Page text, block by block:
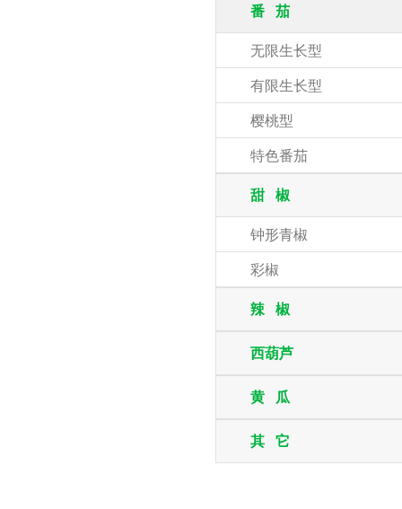
番 茄
无限生长型
有限生长型
樱桃型
特色番茄
甜 椒
钟形青椒
彩椒
辣 椒
西葫芦
黄 瓜
其 它